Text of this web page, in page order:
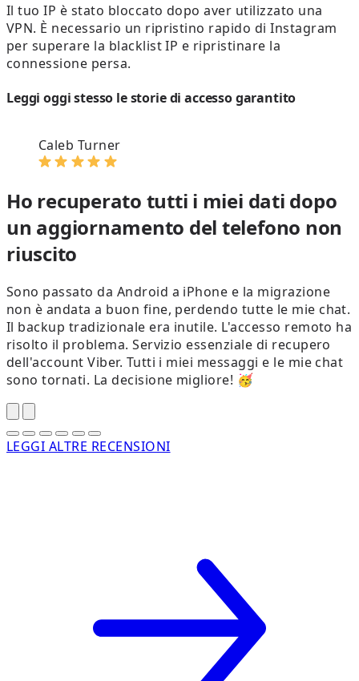
Il tuo IP è stato bloccato dopo aver utilizzato una
VPN. È necessario un ripristino rapido di Instagram
per superare la blacklist IP e ripristinare la
connessione persa.
Leggi oggi stesso le storie di accesso garantito
Caleb Turner
Ho recuperato tutti i miei dati dopo
un aggiornamento del telefono non
riuscito
Sono passato da Android a iPhone e la migrazione
non è andata a buon fine, perdendo tutte le mie chat.
Il backup tradizionale era inutile. L'accesso remoto ha
risolto il problema. Servizio essenziale di recupero
dell'account Viber. Tutti i miei messaggi e le mie chat
sono tornati. La decisione migliore! 🥳
LEGGI ALTRE RECENSIONI